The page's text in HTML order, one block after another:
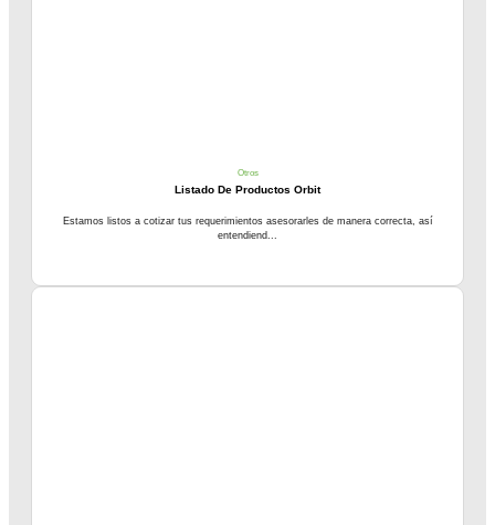
Otros
Listado De Productos Orbit
Estamos listos a cotizar tus requerimientos asesorarles de manera correcta, así
entendiend...